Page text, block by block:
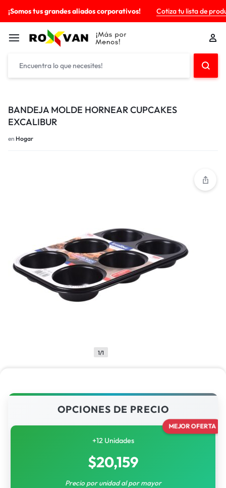
¡Somos tus grandes aliados corporativos! Cotiza tu lista de
BANDEJA MOLDE HORNEAR CUPCAKES
EXCALIBUR
en Hogar
1/1
OPCIONES DE PRECIO
MEJOR OFERTA
+12 Unidades
$20,159
Precio por unidad al por mayor